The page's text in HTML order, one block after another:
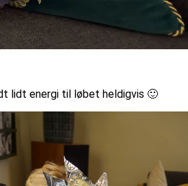
lidt energi til løbet heldigvis 🙂